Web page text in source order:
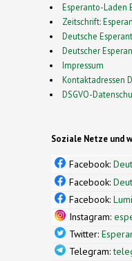
Esperanto-Laden
Zeitschrift:
Deutsche
Deutscher
Impressum
Kontaktadressen
DSGVO-
Soziale Netze und
Facebook:
Facebook:
Facebook:
Instagram:
Twitter:
Telegram: